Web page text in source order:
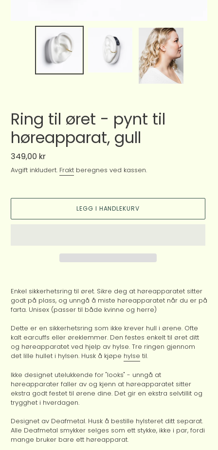
Ring til øret - pynt til
høreapparat, gull
Vanlig
pris
349,00 kr
Avgift inkludert. Frakt beregnes ved kassen.
LEGG I HANDLEKURV
produkter
i
handlekurven
Enkel sikkerhetsring til øret. Sikre deg at høreapparatet sitter
godt på plass, og unngå å miste høreapparatet når du er på
farta. Unisex (passer til både kvinne og herre)
Dette er en sikkerhetsring som ikke krever hull i ørene. Ofte
kalt earcuffs eller øreklemmer. Den festes enkelt til øret ditt
og høreapparatet ved hjelp av hylse. Tre ringen gjennom
det lille hullet i hylsen. Husk å kjøpe hylse til.
Ikke designet utelukkende for "looks" - unngå at
høreapparater faller av og kjenn at høreapparatet sitter
ekstra godt festet til ørene dine. Det gir en ekstra selvtillit og
trygghet i hverdagen.
Designet av Deafmetal. Husk å bestille hylsteret ditt separat.
Alle Deafmetal smykker selges som ett stykke, ikke i par, fordi
mange bruker bare ett høreapparat.